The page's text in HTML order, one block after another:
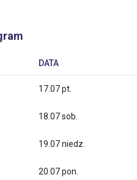
DATA
17.07 pt.
18.07 sob.
19.07 niedz.
20.07 pon.